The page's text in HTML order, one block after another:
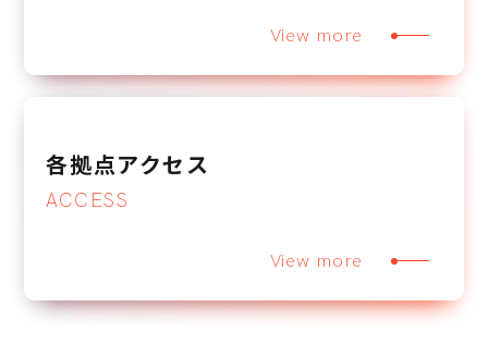
View more
各拠点アクセス
ACCESS
View more